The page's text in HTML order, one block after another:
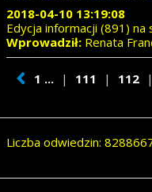
2018-04-10 13:19:08
Edycja informacji (891) na
Wprowadził:Renata
1 ... | 111 | 112 |
Liczba odwiedzin: